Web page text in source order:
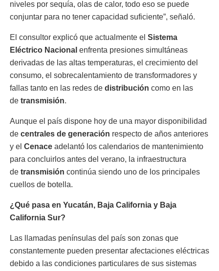
niveles por sequía, olas de calor, todo eso se puede
conjuntar para no tener capacidad suficiente”, señaló.
El consultor explicó que actualmente el Sistema
Eléctrico Nacional enfrenta presiones simultáneas
derivadas de las altas temperaturas, el crecimiento del
consumo, el sobrecalentamiento de transformadores y
fallas tanto en las redes de distribución como en las
de transmisión.
Aunque el país dispone hoy de una mayor disponibilidad
de centrales de generación respecto de años anteriores
y el Cenace adelantó los calendarios de mantenimiento
para concluirlos antes del verano, la infraestructura
de transmisión continúa siendo uno de los principales
cuellos de botella.
¿Qué pasa en Yucatán, Baja California y Baja
California Sur?
Las llamadas penínsulas del país son zonas que
constantemente pueden presentar afectaciones eléctricas
debido a las condiciones particulares de sus sistemas